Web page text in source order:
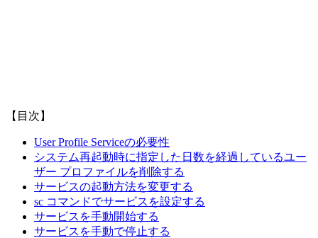
【目次】
User Profile Serviceの必要性
システム再起動時に指定した日数を経過しているユー
ザー プロファイルを削除する
サービスの起動方法を変更する
sc コマンドでサービスを設定する
サービスを手動開始する
サービスを手動で停止する